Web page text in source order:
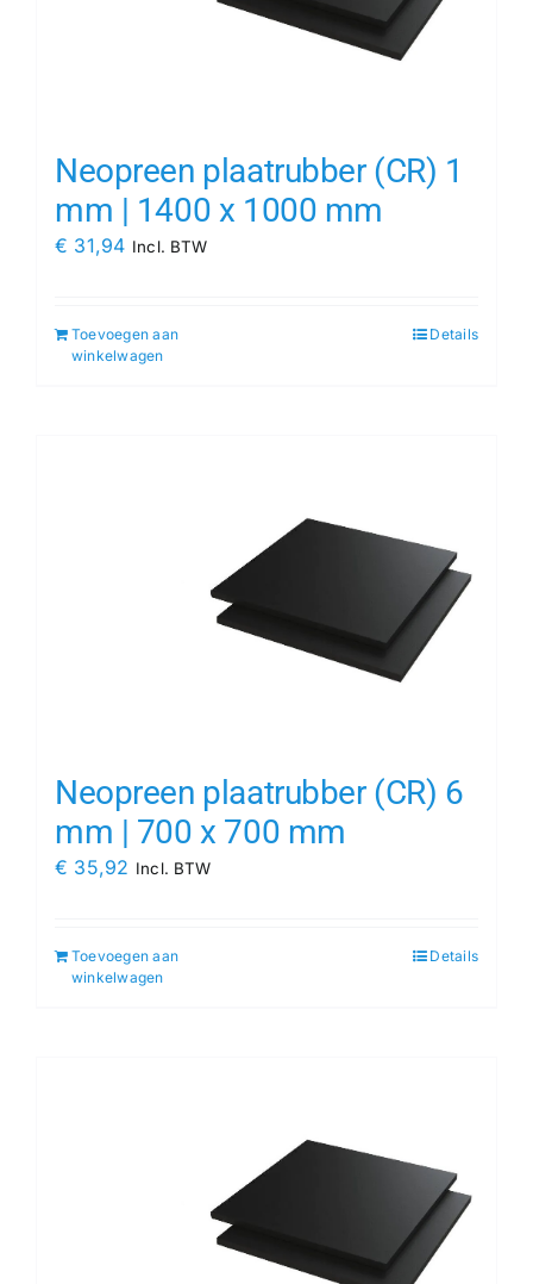
Neopreen plaatrubber (CR) 1
mm | 1400 x 1000 mm
€ 31,94 Incl. BTW
Toevoegen aan
winkelwagen
Details
Neopreen plaatrubber (CR) 6
mm | 700 x 700 mm
€ 35,92 Incl. BTW
Toevoegen aan
winkelwagen
Details